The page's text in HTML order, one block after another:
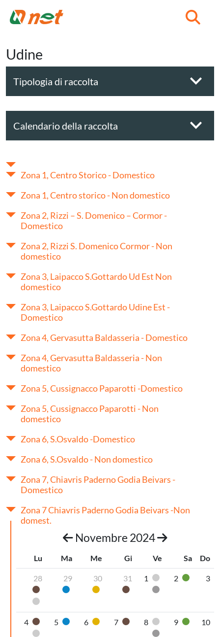
Udine
Tipologia di raccolta
Calendario della raccolta
Zona 1, Centro Storico - Domestico
Zona 1, Centro storico - Non domestico
Zona 2, Rizzi – S. Domenico – Cormor -
Domestico
Zona 2, Rizzi S. Domenico Cormor - Non
domestico
Zona 3, Laipacco S.Gottardo Ud Est Non
domestico
Zona 3, Laipacco S.Gottardo Udine Est -
Domestico
Zona 4, Gervasutta Baldasseria - Domestico
Zona 4, Gervasutta Baldasseria - Non
domestico
Zona 5, Cussignacco Paparotti -Domestico
Zona 5, Cussignacco Paparotti - Non
domestico
Zona 6, S.Osvaldo -Domestico
Zona 6, S.Osvaldo - Non domestico
Zona 7, Chiavris Paderno Godia Beivars -
Domestico
Zona 7 Chiavris Paderno Godia Beivars -Non
domest.
Novembre 2024
Lu Ma Me Gi Ve Sa Do
28
Organico umido
Pannolini-pannoloni
29
Carta
30
Plastica
31
Organico umido
1
Pannolini-
Secco non
2 Vetro3
4
Organico umido
Pannolini-pannoloni
5 Carta
6 Plastica
7 Organico umido
8
Pannolini-
Secco non
9 Vetro
10